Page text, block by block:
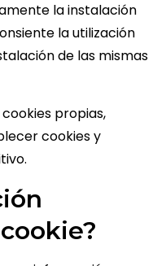
la instalación
la utilización
de las mismas
propias,
cookies y